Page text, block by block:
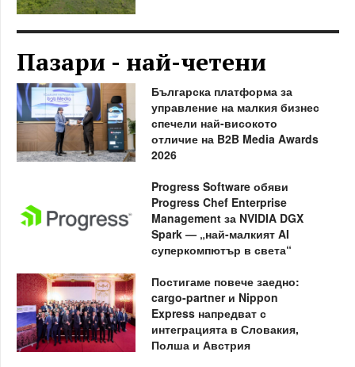
Пазари - най-четени
Българска платформа за
управление на малкия бизнес
спечели най-високото
отличие на B2B Media Awards
2026
Progress Software обяви
Progress Chef Enterprise
Management за NVIDIA DGX
Spark — „най-малкият AI
суперкомпютър в света“
Постигаме повече заедно:
cargo-partner и Nippon
Express напредват с
интеграцията в Словакия,
Полша и Австрия